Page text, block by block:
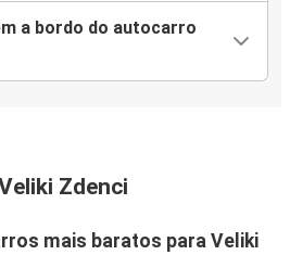
a bordo do autocarro
Zdenci
mais baratos para Veliki